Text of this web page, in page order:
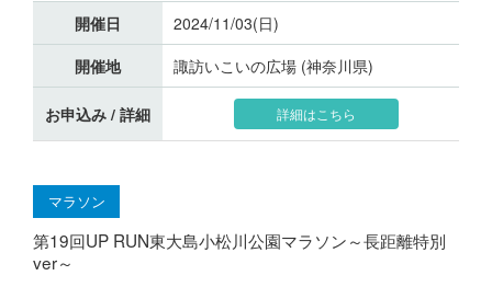
開催日
2024/11/03(日)
開催地
諏訪いこいの広場 (神奈川県)
お申込み / 詳細 詳細はこちら
マラソン
第19回UP RUN東大島小松川公園マラソン～長距離特別
ver～